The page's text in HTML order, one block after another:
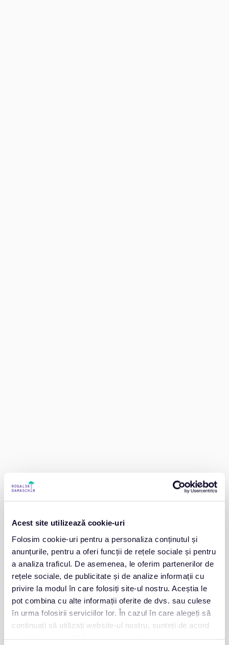
Acest site utilizează cookie-uri
Folosim cookie-uri pentru a personaliza conținutul și
anunțurile, pentru a oferi funcții de rețele sociale și pentru
a analiza traficul. De asemenea, le oferim partenerilor de
rețele sociale, de publicitate și de analize informații cu
privire la modul în care folosiți site-ul nostru. Aceștia le
pot combina cu alte informații oferite de dvs. sau culese
în urma folosirii serviciilor lor. În cazul în care alegeți să
continuați să utilizați website-ul nostru, sunteți de acord